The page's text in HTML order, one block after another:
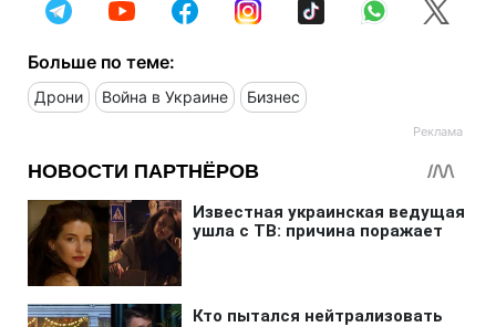
Больше по теме:
Дрони Война в Украине Бизнес